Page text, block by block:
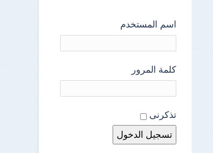
اسم المستخدم
كلمة المرور
تذكرنى